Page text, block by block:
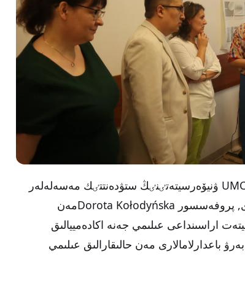
ساپار اياسىندا پروفەسسور ازات سەيتحان UMCS ۋنيۆەرسيتەتٸنٸڭ ستۋدەنتتٸك مەسەلەلەر
جەنە بٸلٸم ساپاسى جٶنٸندەگٸ پرورەكتورى, پروفەسسور Dorota Kołodyńskaمەن
اراسىنداعى عىلىمي جەنە اكادەمييالىق
باعدارلامالارى مەن حالىقارالىق عىلىمي